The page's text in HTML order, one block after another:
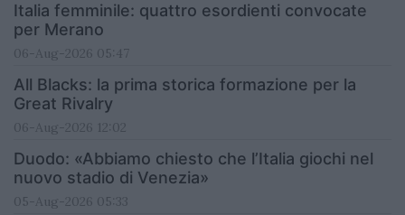
Italia femminile: quattro esordienti convocate
per Merano
06-Aug-2026 05:47
All Blacks: la prima storica formazione per la
Great Rivalry
06-Aug-2026 12:02
Duodo: «Abbiamo chiesto che l’Italia giochi nel
nuovo stadio di Venezia»
05-Aug-2026 05:33